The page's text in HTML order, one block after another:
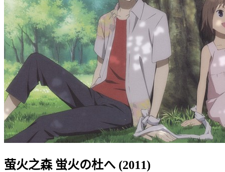
萤火之森 蛍火の杜へ (2011)